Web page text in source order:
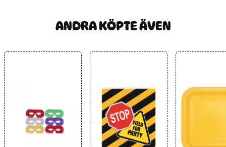
ANDRA KÖPTE ÄVEN